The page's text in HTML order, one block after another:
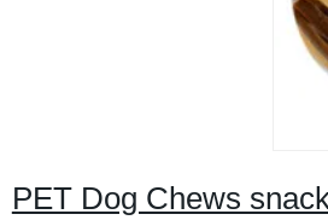
PET Dog Chews